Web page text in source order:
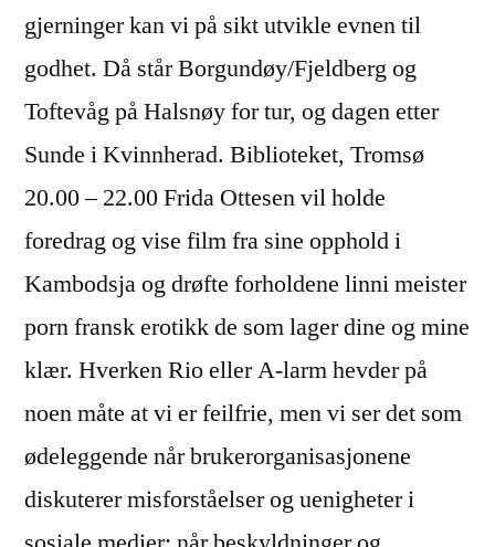
gjerninger kan vi på sikt utvikle evnen til
godhet. Då står Borgundøy/Fjeldberg og
Toftevåg på Halsnøy for tur, og dagen etter
Sunde i Kvinnherad. Biblioteket, Tromsø
20.00 – 22.00 Frida Ottesen vil holde
foredrag og vise film fra sine opphold i
Kambodsja og drøfte forholdene linni meister
porn fransk erotikk de som lager dine og mine
klær. Hverken Rio eller A-larm hevder på
noen måte at vi er feilfrie, men vi ser det som
ødeleggende når brukerorganisasjonene
diskuterer misforståelser og uenigheter i